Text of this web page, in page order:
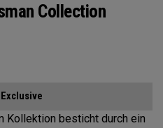
Collection
Kollektion besticht durch ein